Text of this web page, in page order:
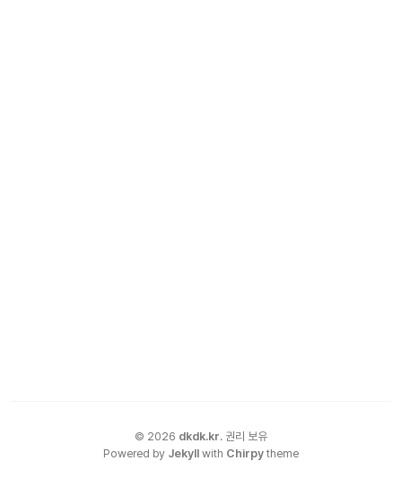
© 2026 dkdk.kr. 권리 보유
Powered by Jekyll with Chirpy theme